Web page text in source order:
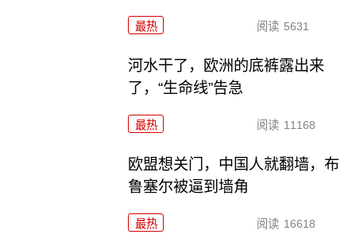
最热 阅读 5631
河水干了，欧洲的底裤露出来
了，“生命线”告急
最热 阅读 11168
欧盟想关门，中国人就翻墙，布
鲁塞尔被逼到墙角
最热 阅读 16618